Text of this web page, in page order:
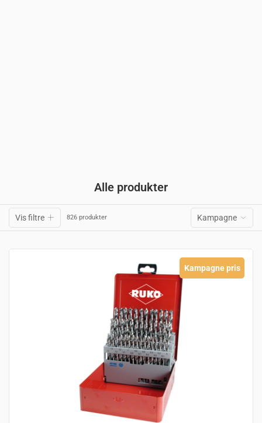
Alle produkter
Vis filtre 826 produkter Kampagne
Kampagne pris